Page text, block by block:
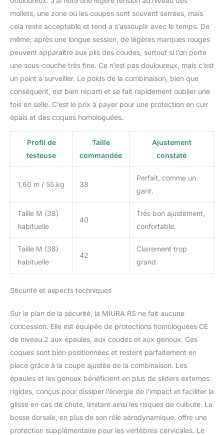
mollets, une zone où les coupes sont souvent serrées, mais
cela reste acceptable et tend à s’assouplir avec le temps. De
même, après une longue session, de légères marques rouges
peuvent apparaître aux plis des coudes, surtout si l’on porte
une sous-couche très fine. Ce n’est pas douloureux, mais c’est
un point à surveiller. Le poids de la combinaison, bien que
conséquent, est bien réparti et se fait rapidement oublier une
fois en selle. C’est le prix à payer pour une protection en cuir
épais et des coques homologuées.
Profil de
testeuse
Taille
commandée
Ajustement
constaté
1,60 m / 55 kg 38
Parfait, comme un
gant.
Taille M (38)
habituelle
40
Très bon ajustement,
confortable.
Taille M (38)
habituelle
42
Clairement trop
grand.
Sécurité et aspects techniques
Sur le plan de la sécurité, la MIURA RS ne fait aucune
concession. Elle est équipée de protections homologuées CE
de niveau 2 aux épaules, aux coudes et aux genoux. Ces
coques sont bien positionnées et restent parfaitement en
place grâce à la coupe ajustée de la combinaison. Les
épaules et les genoux bénéficient en plus de sliders externes
rigides, conçus pour dissiper l’énergie de l’impact et faciliter la
glisse en cas de chute, limitant ainsi les risques de culbute. La
bosse dorsale, en plus de son rôle aérodynamique, offre une
protection supplémentaire pour les vertèbres cervicales. Le